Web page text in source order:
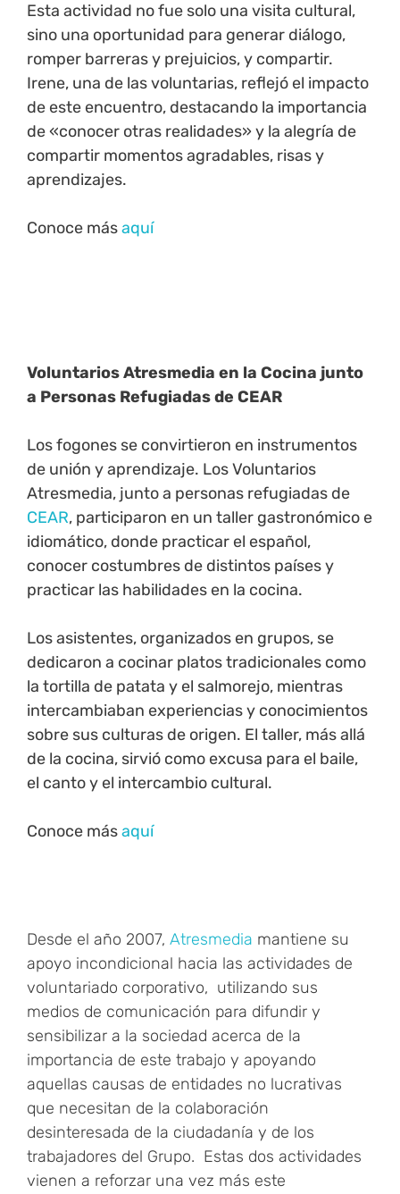
Esta actividad no fue solo una visita cultural,
sino una oportunidad para generar diálogo,
romper barreras y prejuicios, y compartir.
Irene, una de las voluntarias, reflejó el impacto
de este encuentro, destacando la importancia
de «conocer otras realidades» y la alegría de
compartir momentos agradables, risas y
aprendizajes.
Conoce másaquí
Voluntarios Atresmedia en la Cocina junto
a Personas Refugiadas de CEAR
Los fogones se convirtieron en instrumentos
de unión y aprendizaje. Los Voluntarios
Atresmedia, junto a personas refugiadas de
CEAR, participaron en un taller gastronómico e
idiomático, donde practicar el español,
conocer costumbres de distintos países y
practicar las habilidades en la cocina.
Los asistentes, organizados en grupos, se
dedicaron a cocinar platos tradicionales como
la tortilla de patata y el salmorejo, mientras
intercambiaban experiencias y conocimientos
sobre sus culturas de origen. El taller, más allá
de la cocina, sirvió como excusa para el baile,
el canto y el intercambio cultural.
Conoce másaquí
Desde el año 2007, Atresmedia mantiene su
apoyo incondicional hacia las actividades de
voluntariado corporativo, utilizando sus
medios de comunicación para difundir y
sensibilizar a la sociedad acerca de la
importancia de este trabajo y apoyando
aquellas causas de entidades no lucrativas
que necesitan de la colaboración
desinteresada de la ciudadanía y de los
trabajadores del Grupo. Estas dos actividades
vienen a reforzar una vez más este